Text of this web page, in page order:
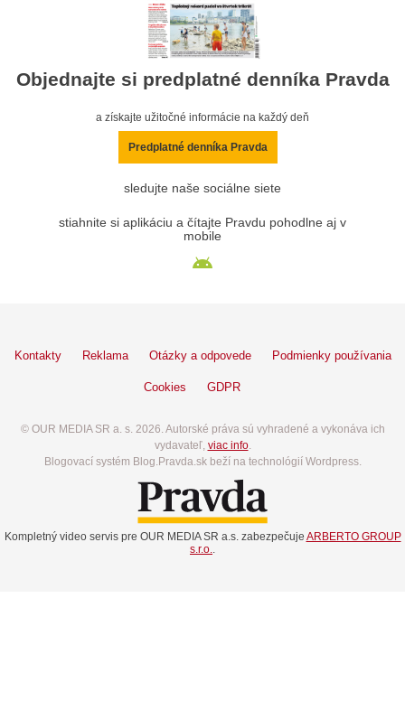
Objednajte si predplatné denníka Pravda
a získajte užitočné informácie na každý deň
Predplatné denníka Pravda
sledujte naše sociálne siete
stiahnite si aplikáciu a čítajte Pravdu pohodlne aj v
mobile
Kontakty Reklama Otázky a odpovede Podmienky používania
Cookies GDPR
© OUR MEDIA SR a. s. 2026. Autorské práva sú vyhradené a vykonáva ich
vydavateľ, viac info.
Blogovací systém Blog.Pravda.sk beží na technológií Wordpress.
Kompletný video servis pre OUR MEDIA SR a.s. zabezpečuje ARBERTO GROUP
s.r.o..